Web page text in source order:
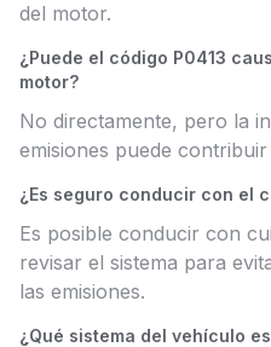
del motor.
¿Puede el código P0413
motor?
No directamente, pero la
emisiones puede
¿Es seguro conducir con el
Es posible conducir con
revisar el sistema para
las emisiones.
¿Qué sistema del vehículo